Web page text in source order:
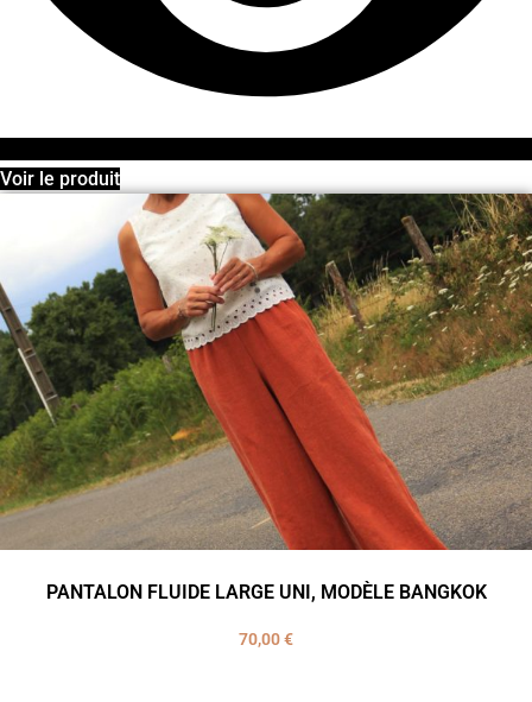
Voir le produit
PANTALON FLUIDE LARGE UNI, MODÈLE BANGKOK
70,00€